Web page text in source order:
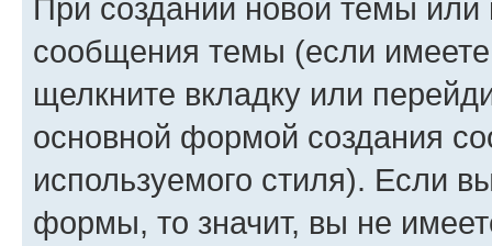
При создании новой темы или
сообщения темы (если
щелкните вкладку или
основной формой создания
используемого стиля). Если
формы, то значит, вы не